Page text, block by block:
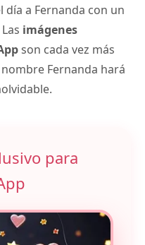
a Fernanda con un
imágenes
son cada vez más
Fernanda hará
para